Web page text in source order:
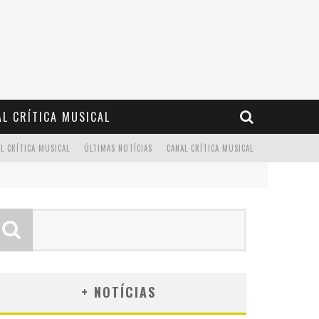
CRÍTICA MUSICAL
CANAL CRÍTICA MUSICAL
ÚLTIMAS NOTÍCIAS
CRÍTICA MUSICAL
+ NOTÍCIAS